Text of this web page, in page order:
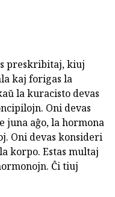
preskribitaj, kiuj
kaj forigas la
la kuracisto devas
Oni devas
juna aĝo, la hormona
Oni devas konsideri
korpo. Estas multaj
Ĉi tiuj